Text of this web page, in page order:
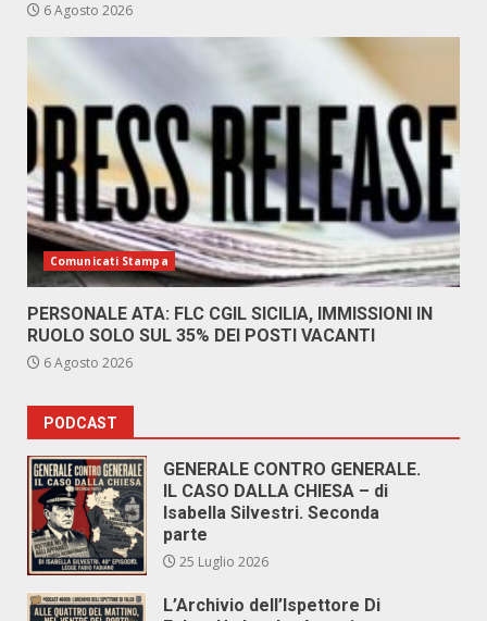
6 Agosto 2026
Comunicati Stampa
PERSONALE ATA: FLC CGIL SICILIA, IMMISSIONI IN
RUOLO SOLO SUL 35% DEI POSTI VACANTI
6 Agosto 2026
PODCAST
GENERALE CONTRO GENERALE.
IL CASO DALLA CHIESA – di
Isabella Silvestri. Seconda
parte
25 Luglio 2026
L’Archivio dell’Ispettore Di